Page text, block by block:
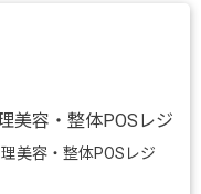
理美容・整体POSレジ